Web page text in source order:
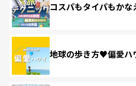
コスパもタイパもか
地球の歩き方♥偏愛ハ